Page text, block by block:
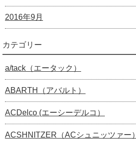
2016年9月
カテゴリー
a/tack（エータック）
ABARTH（アバルト）
ACDelco (エーシーデルコ）
ACSHNITZER（ACシュニッツァー）